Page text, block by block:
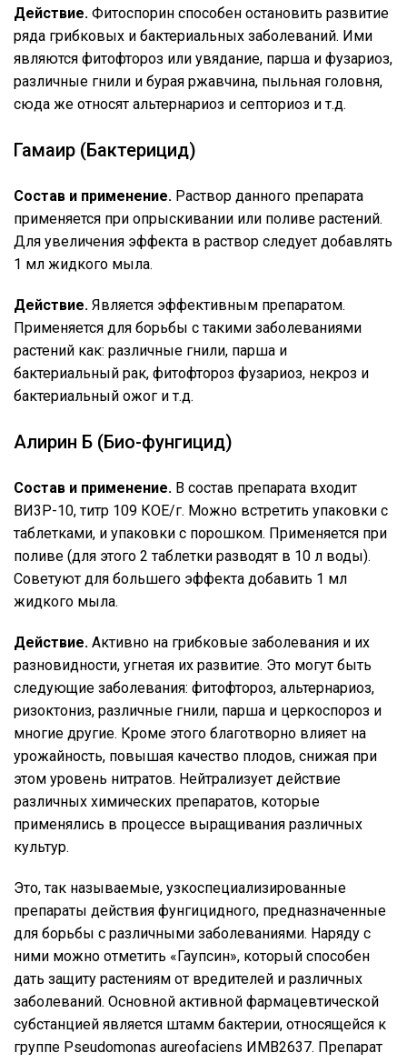
Действие. Фитоспорин способен остановить развитие
ряда грибковых и бактериальных заболеваний. Ими
являются фитофтороз или увядание, парша и фузариоз,
различные гнили и бурая ржавчина, пыльная головня,
сюда же относят альтернариоз и септориоз и т.д.
Гамаир (Бактерицид)
Состав и применение. Раствор данного препарата
применяется при опрыскивании или поливе растений.
Для увеличения эффекта в раствор следует добавлять
1 мл жидкого мыла.
Действие. Является эффективным препаратом.
Применяется для борьбы с такими заболеваниями
растений как: различные гнили, парша и
бактериальный рак, фитофтороз фузариоз, некроз и
бактериальный ожог и т.д.
Алирин Б (Био-фунгицид)
Состав и применение. В состав препарата входит
ВИ3Р-10, титр 109 КОЕ/г. Можно встретить упаковки с
таблетками, и упаковки с порошком. Применяется при
поливе (для этого 2 таблетки разводят в 10 л воды).
Советуют для большего эффекта добавить 1 мл
жидкого мыла.
Действие. Активно на грибковые заболевания и их
разновидности, угнетая их развитие. Это могут быть
следующие заболевания: фитофтороз, альтернариоз,
ризоктониз, различные гнили, парша и церкоспороз и
многие другие. Кроме этого благотворно влияет на
урожайность, повышая качество плодов, снижая при
этом уровень нитратов. Нейтрализует действие
различных химических препаратов, которые
применялись в процессе выращивания различных
культур.
Это, так называемые, узкоспециализированные
препараты действия фунгицидного, предназначенные
для борьбы с различными заболеваниями. Наряду с
ними можно отметить «Гаупсин», который способен
дать защиту растениям от вредителей и различных
заболеваний. Основной активной фармацевтической
субстанцией является штамм бактерии, относящейся к
группе Pseudomonas aureofaciens ИМВ2637. Препарат